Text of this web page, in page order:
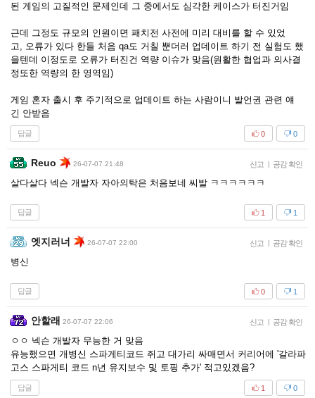
된 게임의 고질적인 문제인데 그 중에서도 심각한 케이스가 터진거임
근데 그정도 규모의 인원이면 패치전 사전에 미리 대비를 할 수 있었
고, 오류가 있다 한들 처음 qa도 거칠 뿐더러 업데이트 하기 전 실험도 했
을텐데 이정도로 오류가 터진건 역량 이슈가 맞음(원활한 협업과 의사결
정또한 역량의 한 영역임)
게임 혼자 출시 후 주기적으로 업데이트 하는 사람이니 발언권 관련 얘
긴 안받음
답글 0
0
Reuo 26-07-07 21:48 신고 | 공감 확인
살다살다 넥슨 개발자 자아의탁은 처음보네 씨발 ㅋㅋㅋㅋㅋㅋ
답글 1
1
엣지러너 26-07-07 22:00 신고 | 공감 확인
병신
답글 1
0
안할래 26-07-07 22:06 신고 | 공감 확인
ㅇㅇ 넥슨 개발자 무능한 거 맞음
유능했으면 개병신 스파게티코드 쥐고 대가리 싸매면서 커리어에 '갈라파
고스 스파게티 코드 n년 유지보수 및 토핑 추가' 적고있겠음?
답글 0
1